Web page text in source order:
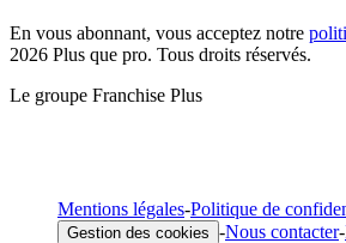
En vous abonnant, vous acceptez notre
2026 Plus que pro. Tous droits réservés.
Le groupe Franchise Plus
Mentions légales-Politique de
Gestion des cookies -Nous contacter-